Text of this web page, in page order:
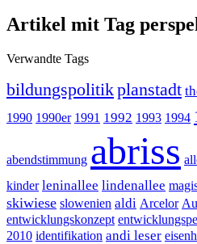
Artikel mit Tag
Verwandte Tags
bildungspolitikplanstadt
1990 1990er 1991 1992 1993 1994
abendstimmung abriss
kinder leninallee lindenallee
skiwiese slowenien aldi Arcelor
entwicklungskonzept
2010 identifikation andi leser